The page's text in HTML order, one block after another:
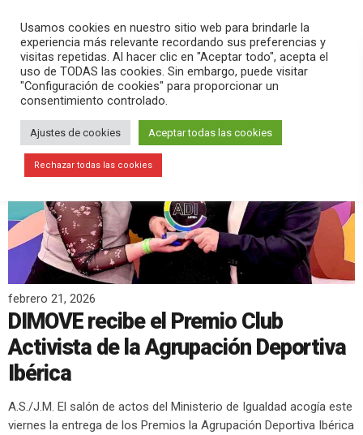
search menu pause PLAY
febrero 21, 2026
DIMOVE recibe el Premio Club
Activista de la Agrupación Deportiva
Ibérica
A.S./J.M. El salón de actos del Ministerio de Igualdad acogía este
viernes la entrega de los Premios la Agrupación Deportiva Ibérica
Usamos cookies en nuestro sitio web para brindarle la
experiencia más relevante recordando sus preferencias y
visitas repetidas. Al hacer clic en "Aceptar todo", acepta el
uso de TODAS las cookies. Sin embargo, puede visitar
"Configuración de cookies" para proporcionar un
consentimiento controlado.
Ajustes de cookies Aceptar todas las cookies
Rechazar todas las cookies